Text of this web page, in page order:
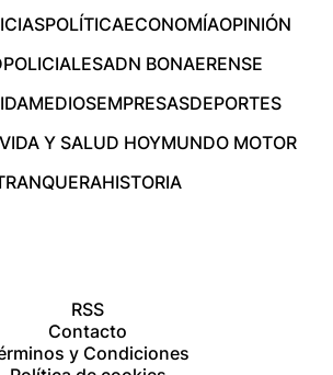
POLÍTICAECONOMÍAOPINIÓN
POLICIALESADN BONAERENSE
MEDIOSEMPRESASDEPORTES
Y SALUD HOYMUNDO MOTOR
HISTORIA
RSS
Contacto
y Condiciones